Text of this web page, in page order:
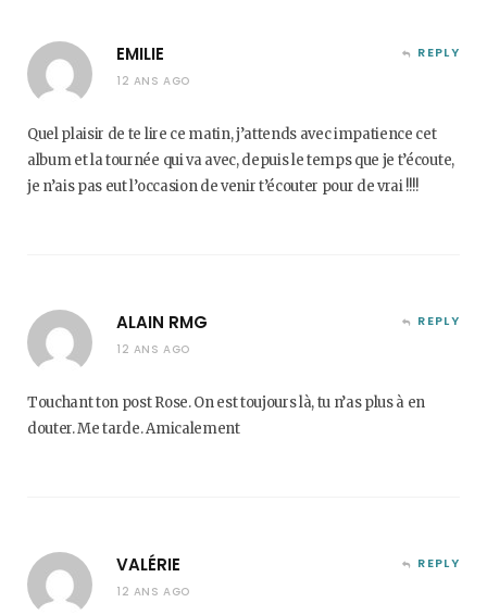
EMILIE
12 ANS AGO
REPLY
Quel plaisir de te lire ce matin, j’attends avec impatience cet
album et la tournée qui va avec, depuis le temps que je t’écoute,
je n’ais pas eut l’occasion de venir t’écouter pour de vrai !!!!
ALAIN RMG
12 ANS AGO
REPLY
Touchant ton post Rose. On est toujours là, tu n’as plus à en
douter. Me tarde. Amicalement
VALÉRIE
12 ANS AGO
REPLY